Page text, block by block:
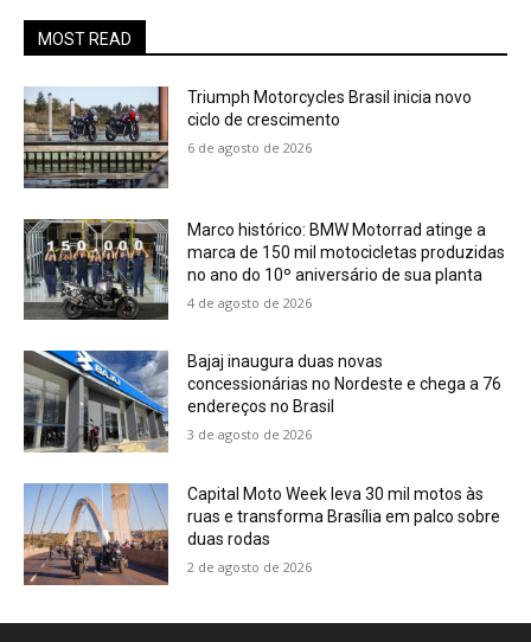
MOST READ
Triumph Motorcycles Brasil inicia novo
ciclo de crescimento
6 de agosto de 2026
Marco histórico: BMW Motorrad atinge a
marca de 150 mil motocicletas produzidas
no ano do 10º aniversário de sua planta
4 de agosto de 2026
Bajaj inaugura duas novas
concessionárias no Nordeste e chega a 76
endereços no Brasil
3 de agosto de 2026
Capital Moto Week leva 30 mil motos às
ruas e transforma Brasília em palco sobre
duas rodas
2 de agosto de 2026